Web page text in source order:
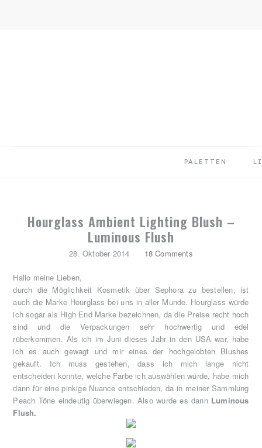
PALETTEN
Hourglass Ambient Lighting Blush –
Luminous Flush
28. Oktober 2014 18 Comments
Hallo meine Lieben,
durch die Möglichkeit Kosmetik über Sephora zu bestellen, ist
auch die Marke Hourglass bei uns in aller Munde. Hourglass würde
ich sogar als High End Marke bezeichnen, da die Preise recht hoch
sind und die Verpackungen sehr hochwertig und edel
rüberkommen. Als ich im Juni dieses Jahr in den USA war, habe
ich es auch gewagt und mir eines der hochgelobten Blushes
gekauft. Ich muss gestehen, dass ich mich lange nicht
entscheiden konnte, welche Farbe ich auswählen würde, habe mich
dann für eine pinkige Nuance entschieden, da in meiner Sammlung
Peach Töne eindeutig überwiegen. Also wurde es dann Luminous
Flush.